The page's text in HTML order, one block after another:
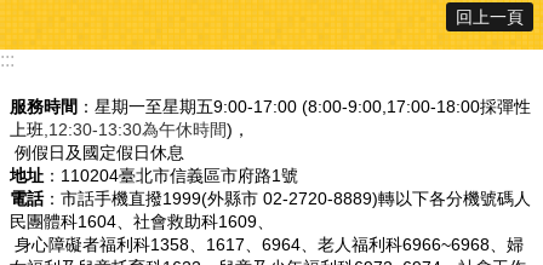
回上一頁
:::
服務時間 ：星期一至星期五9:00-17:00 (8:00-9:00,17:00-18:00採彈性
上班,12:30-13:30為午休時間)，
例假日及國定假日休息
地址 ：110204臺北市信義區市府路1號
電話：市話手機直撥1999(外縣市 02-2720-8889)轉以下各分機號碼人
民團體科1604、社會救助科1609、
身心障礙者福利科1358、1617、6964、老人福利科6966~6968、婦